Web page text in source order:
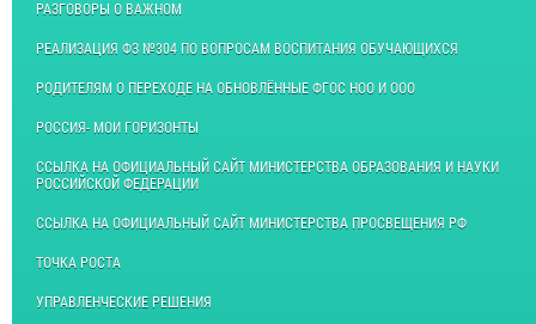
РАЗГОВОРЫ О ВАЖНОМ
РЕАЛИЗАЦИЯ ФЗ №304 ПО ВОПРОСАМ ВОСПИТАНИЯ ОБУЧАЮЩИХСЯ
РОДИТЕЛЯМ О ПЕРЕХОДЕ НА ОБНОВЛЁННЫЕ ФГОС НОО И ООО
РОССИЯ- МОИ ГОРИЗОНТЫ
ССЫЛКА НА ОФИЦИАЛЬНЫЙ САЙТ МИНИСТЕРСТВА ОБРАЗОВАНИЯ И НАУКИ
РОССИЙСКОЙ ФЕДЕРАЦИИ
ССЫЛКА НА ОФИЦИАЛЬНЫЙ САЙТ МИНИСТЕРСТВА ПРОСВЕЩЕНИЯ РФ
ТОЧКА РОСТА
УПРАВЛЕНЧЕСКИЕ РЕШЕНИЯ